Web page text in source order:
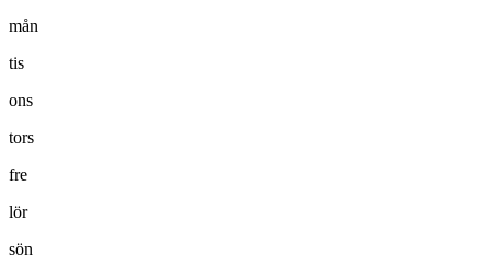
mån
tis
ons
tors
fre
lör
sön